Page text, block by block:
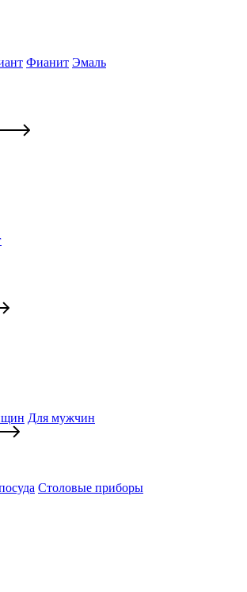
Фианит Эмаль
Для мужчин
Столовые приборы